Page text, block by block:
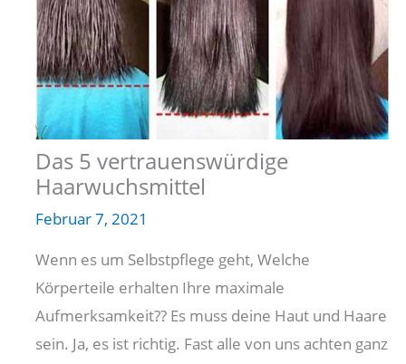
Das 5 vertrauenswürdige
Haarwuchsmittel
Februar 7, 2021
Wenn es um Selbstpflege geht, Welche
Körperteile erhalten Ihre maximale
Aufmerksamkeit?? Es muss deine Haut und Haare
sein. Ja, es ist richtig. Fast alle von uns achten ganz